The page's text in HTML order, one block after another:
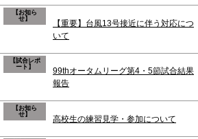
【お知ら
せ】
【重要】台風13号接近に伴う対応につ
いて
【試合レポ
ート】
99thオータムリーグ第4・5節試合結果
報告
【お知ら
せ】
高校生の練習見学・参加について